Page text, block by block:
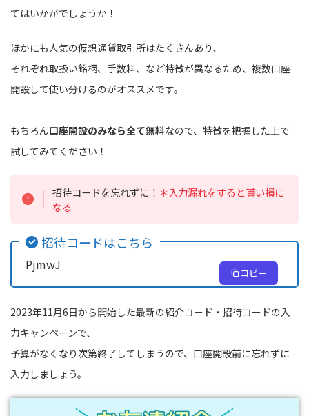
てはいかがでしょうか！
ほかにも人気の仮想通貨取引所はたくさんあり、
それぞれ取扱い銘柄、手数料、など特徴が異なるため、複数口座
開設して使い分けるのがオススメです。
もちろん口座開設のみなら全て無料なので、特徴を把握した上で
試してみてください！
招待コードを忘れずに！ ＊入力漏れをすると貰い損に
なる
招待コードはこちら
PjmwJ
コピー
2023年11月6日から開始した最新の紹介コード・招待コードの入
力キャンペーンで、
予算がなくなり次第終了してしまうので、口座開設前に忘れずに
入力しましょう。